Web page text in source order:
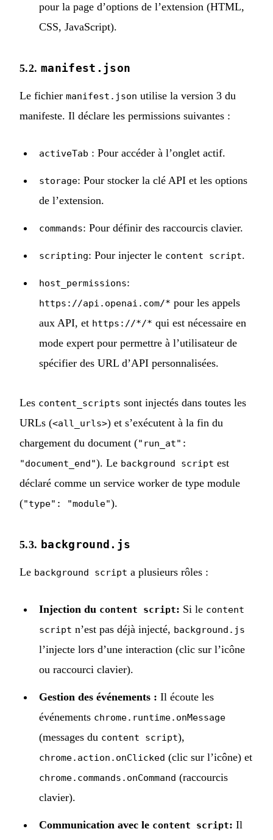
pour la page d’options de l’extension (HTML,
CSS, JavaScript).
5.2. manifest.json
Le fichier manifest.json utilise la version 3 du
manifeste. Il déclare les permissions suivantes :
activeTab : Pour accéder à l’onglet actif.
storage: Pour stocker la clé API et les options
de l’extension.
commands: Pour définir des raccourcis clavier.
scripting: Pour injecter le content script.
host_permissions:
https://api.openai.com/* pour les appels
aux API, et https://*/* qui est nécessaire en
mode expert pour permettre à l’utilisateur de
spécifier des URL d’API personnalisées.
Les content_scripts sont injectés dans toutes les
URLs (<all_urls>) et s’exécutent à la fin du
chargement du document ("run_at":
"document_end"). Le background script est
déclaré comme un service worker de type module
("type": "module").
5.3. background.js
Le background script a plusieurs rôles :
Injection du content script: Si le content
script n’est pas déjà injecté, background.js
l’injecte lors d’une interaction (clic sur l’icône
ou raccourci clavier).
Gestion des événements : Il écoute les
événements chrome.runtime.onMessage
(messages du content script),
chrome.action.onClicked (clic sur l’icône) et
chrome.commands.onCommand (raccourcis
clavier).
Communication avec le content script: Il